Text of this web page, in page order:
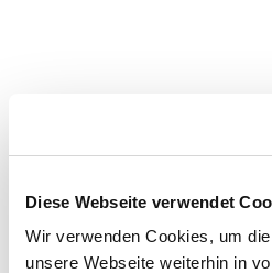
Diese Webseite verwendet
Wir verwenden Cookies, um
unsere Webseite weiterhin in